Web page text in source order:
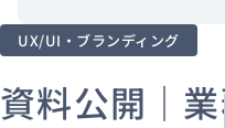
事例紹介
採用情報
UX/UI・ブランディング
資料公開｜